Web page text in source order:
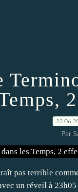
Par
pas terrible
un réveil à